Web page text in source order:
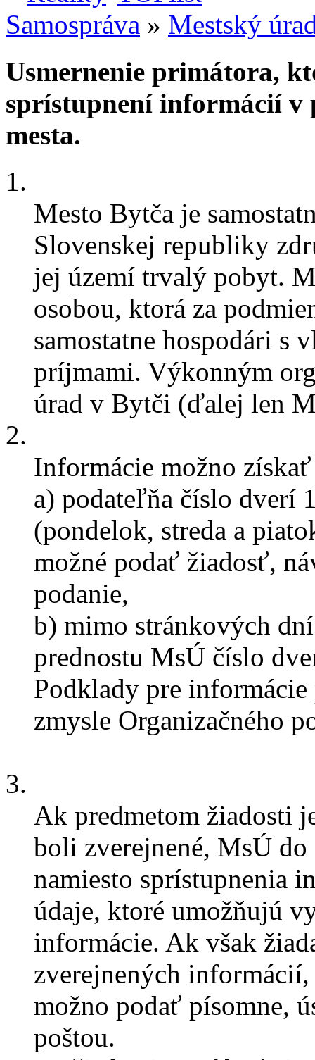
Samospráva » Mestský
Usmernenie primátora,
sprístupnení informácií v
mesta.
1.
Mesto Bytča je
Slovenskej republiky
jej území trvalý pobyt.
osobou, ktorá za
samostatne hospodári s
príjmami. Výkonným
úrad v Bytči (ďalej len
2.
Informácie možno
a) podateľňa číslo dverí
(pondelok, streda a
možné podať žiadosť,
podanie,
b) mimo stránkových
prednostu MsÚ číslo
Podklady pre
zmysle Organizačného
3.
Ak predmetom žiadosti
boli zverejnené, MsÚ
namiesto sprístupnenia
údaje, ktoré umožňujú
informácie. Ak však
zverejnených
možno podať písomne,
poštou.